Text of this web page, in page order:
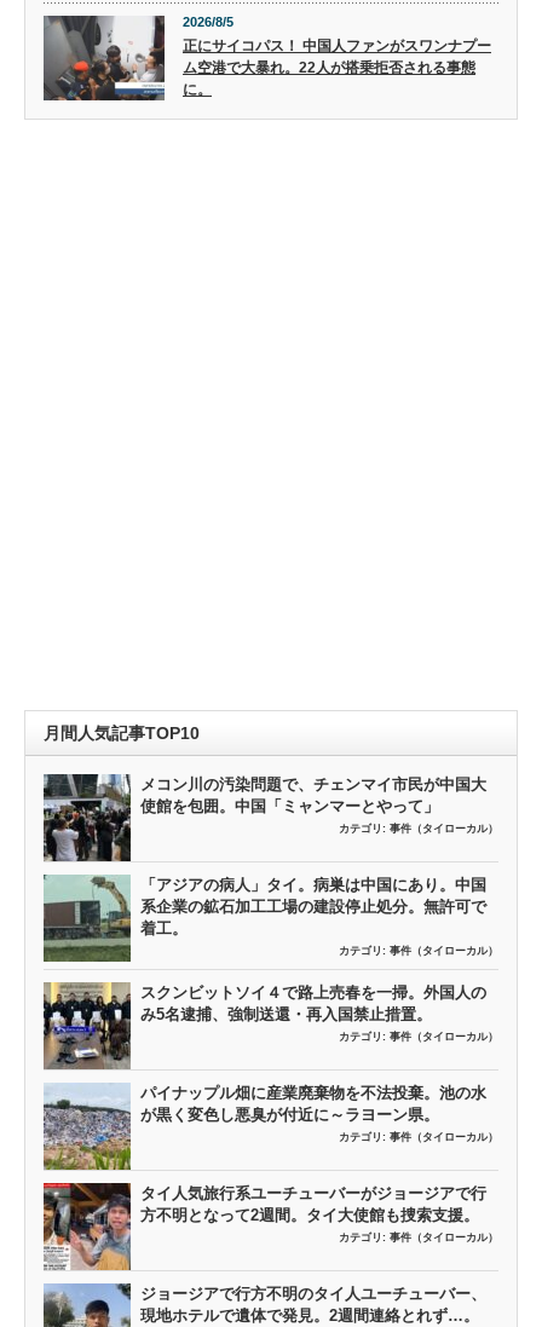
2026/8/5
正にサイコパス！ 中国人ファンがスワンナプー
ム空港で大暴れ。22人が搭乗拒否される事態
に。
月間人気記事TOP10
メコン川の汚染問題で、チェンマイ市民が中国大
使館を包囲。中国「ミャンマーとやって」
カテゴリ: 事件（タイローカル）
「アジアの病人」タイ。病巣は中国にあり。中国
系企業の鉱石加工工場の建設停止処分。無許可で
着工。
カテゴリ: 事件（タイローカル）
スクンビットソイ４で路上売春を一掃。外国人の
み5名逮捕、強制送還・再入国禁止措置。
カテゴリ: 事件（タイローカル）
パイナップル畑に産業廃棄物を不法投棄。池の水
が黒く変色し悪臭が付近に～ラヨーン県。
カテゴリ: 事件（タイローカル）
タイ人気旅行系ユーチューバーがジョージアで行
方不明となって2週間。タイ大使館も捜索支援。
カテゴリ: 事件（タイローカル）
ジョージアで行方不明のタイ人ユーチューバー、
現地ホテルで遺体で発見。2週間連絡とれず…。